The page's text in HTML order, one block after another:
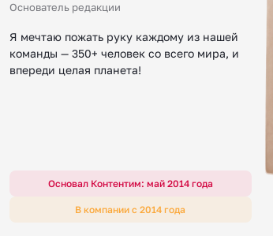
Основатель редакции
Я мечтаю пожать руку каждому из нашей
команды — 350+ человек со всего мира, и
впереди целая планета!
Основал Контентим: май 2014 года
В компании с 2014 года